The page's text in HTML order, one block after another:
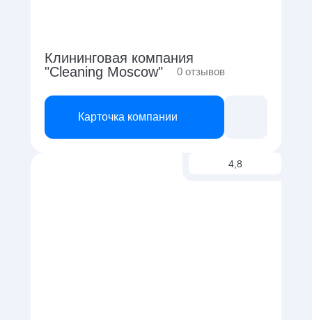
Клининговая компания
"Cleaning Moscow"
0 отзывов
Карточка компании
4,8